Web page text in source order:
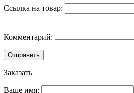
Ссылка на товар:
Комментарий:
Отправить
Заказать
Ваше имя: